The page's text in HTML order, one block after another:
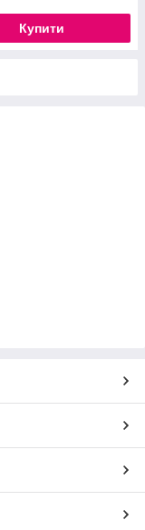
Купити